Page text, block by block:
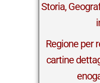
Storia,
Regione per
cartine